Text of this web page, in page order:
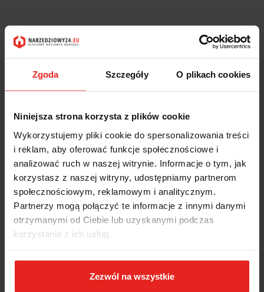
Zgoda Szczegóły O plikach cookies
Niniejsza strona korzysta z plików cookie
Wykorzystujemy pliki cookie do spersonalizowania treści
i reklam, aby oferować funkcje społecznościowe i
analizować ruch w naszej witrynie. Informacje o tym, jak
korzystasz z naszej witryny, udostępniamy partnerom
społecznościowym, reklamowym i analitycznym.
Partnerzy mogą połączyć te informacje z innymi danymi
otrzymanymi od Ciebie lub uzyskanymi podczas
korzystania z ich usług.
Zezwól na wszystkie